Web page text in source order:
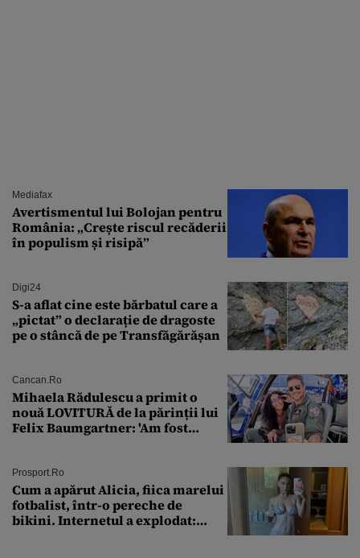
Mediafax
Avertismentul lui Bolojan pentru
România: „Crește riscul recăderii
în populism și risipă”
Digi24
S-a aflat cine este bărbatul care a
„pictat” o declarație de dragoste
pe o stâncă de pe Transfăgărășan
Cancan.ro
Mihaela Rădulescu a primit o
nouă LOVITURĂ de la părinții lui
Felix Baumgartner: 'Am fost
Prosport.ro
Cum a apărut Alicia, fiica marelui
fotbalist, într-o pereche de
bikini. Internetul a explodat: